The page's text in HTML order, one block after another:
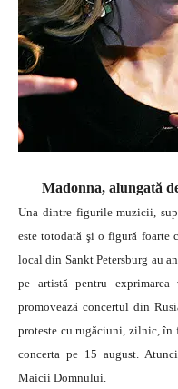
Madonna, alungată
Una dintre figurile muzicii,
este totodată şi o figură foarte
local din Sankt Petersburg au
pe artistă pentru
promovează concertul din
proteste cu rugăciuni, zilnic, în
concerta pe 15 august.
Maicii Domnului.